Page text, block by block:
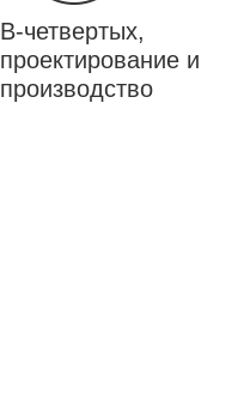
В-четвертых,
проектирование и
производство